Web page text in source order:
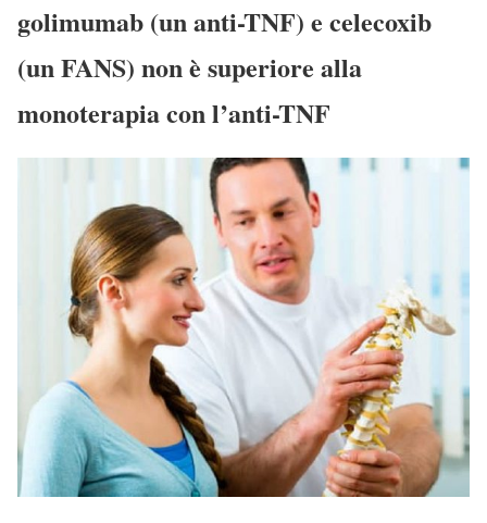
golimumab (un anti-TNF) e celecoxib
(un FANS) non è superiore alla
monoterapia con l’anti-TNF